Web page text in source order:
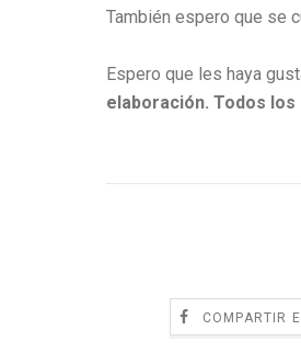
También espero que se
Espero que les haya
elaboración. Todos
COMPARTIR